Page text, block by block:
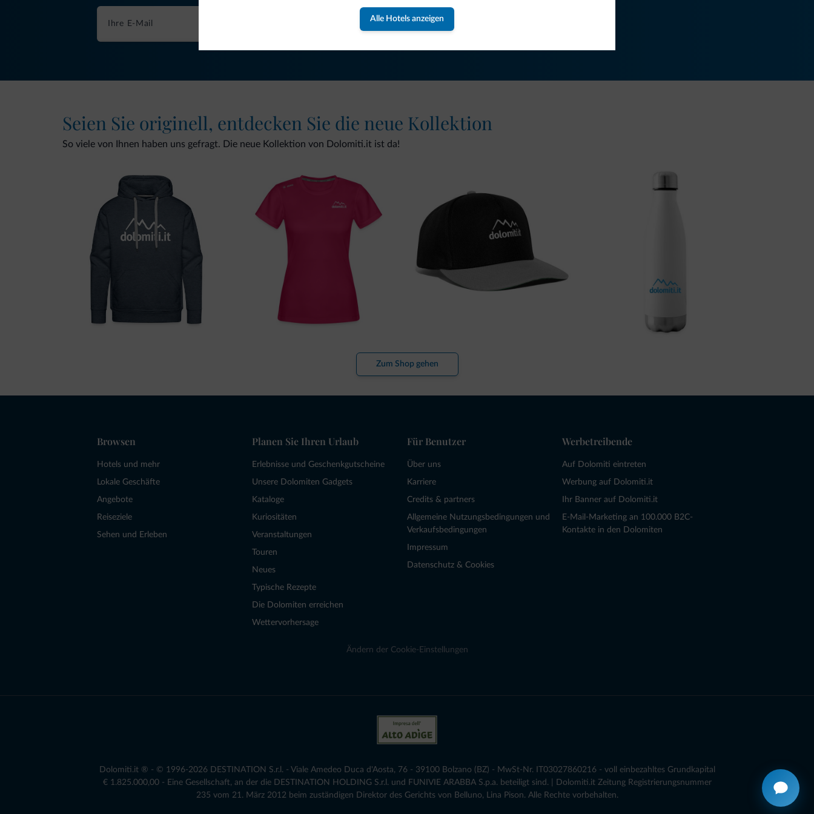
Alle Hotels anzeigen
NEWSLETTER ABONNIEREN
Seien Sie originell, entdecken Sie die neue Kollektion
So viele von Ihnen haben uns gefragt. Die neue Kollektion von Dolomiti.it ist da!
Zum Shop gehen
Browsen
Hotels und mehr
Lokale Geschäfte
Angebote
Reiseziele
Sehen und Erleben
Planen Sie Ihren Urlaub
Erlebnisse und Geschenkgutscheine
Unsere Dolomiten Gadgets
Kataloge
Kuriositäten
Veranstaltungen
Touren
Neues
Typische Rezepte
Die Dolomiten erreichen
Wettervorhersage
Für Benutzer
Über uns
Karriere
Credits & partners
Allgemeine Nutzungsbedingungen und
Verkaufsbedingungen
Impressum
Datenschutz & Cookies
Werbetreibende
Auf Dolomiti eintreten
Werbung auf Dolomiti.it
Ihr Banner auf Dolomiti.it
E-Mail-Marketing an 100.000 B2C-
Kontakte in den Dolomiten
Ändern der Cookie-Einstellungen
Dolomiti.it ® - © 1996-2026 DESTINATION S.r.l. - Viale Amedeo Duca d'Aosta, 76 - 39100 Bolzano (BZ) - MwSt-Nr. IT03027860216 - voll einbezahltes Grundkapital
€ 1.825.000,00 - Eine Gesellschaft, an der die DESTINATION HOLDING S.r.l. und FUNIVIE ARABBA S.p.a. beteiligt sind. | Dolomiti.it Zeitung Registrierungsnummer
235 vom 21. März 2012 beim zuständigen Direktor des Gerichts von Belluno, Lina Pison. Alle Rechte vorbehalten.